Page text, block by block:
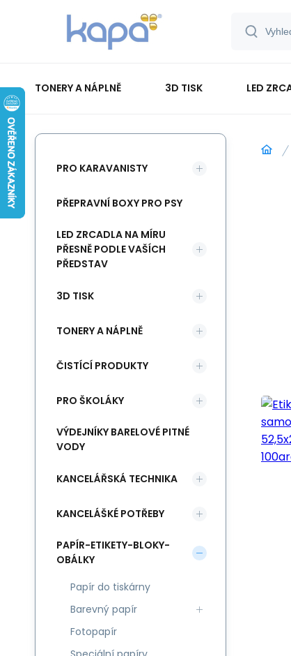
TONERY A NÁPLNĚ 3D TISK LED
PAPÍR-ETIKETY-BLOKY-OBÁLKY
PRO KARAVANISTY
PŘEPRAVNÍ BOXY PRO PSY
LED ZRCADLA NA MÍRU
PŘESNĚ PODLE VAŠÍCH
PŘEDSTAV
3D TISK
TONERY A NÁPLNĚ
ČISTÍCÍ PRODUKTY
PRO ŠKOLÁKY
VÝDEJNÍKY BARELOVÉ PITNÉ
VODY
KANCELÁŘSKÁ TECHNIKA
KANCELÁŠKÉ POTŘEBY
PAPÍR-ETIKETY-BLOKY-
OBÁLKY
Papír do tiskárny
Barevný papír
Fotopapír